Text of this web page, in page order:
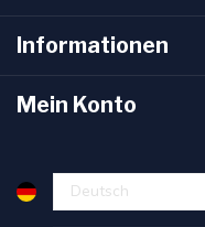
Informationen
Mein Konto